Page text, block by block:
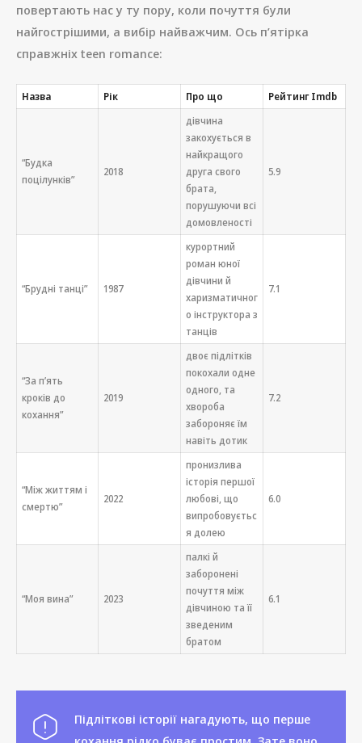
повертають нас у ту пору, коли почуття були
найгострішими, а вибір найважчим. Ось п’ятірка
справжніх teen romance:
Назва Рік Про що Рейтинг Imdb
“Будка
поцілунків”
2018
дівчина
закохується в
найкращого
друга свого
брата,
порушуючи всі
домовленості
5.9
“Брудні танці” 1987
курортний
роман юної
дівчини й
харизматичног
о інструктора з
танців
7.1
“За п’ять
кроків до
кохання”
2019
двоє підлітків
покохали одне
одного, та
хвороба
забороняє їм
навіть дотик
7.2
“Між життям і
смертю”
2022
пронизлива
історія першої
любові, що
випробовуєтьс
я долею
6.0
“Моя вина” 2023
палкі й
заборонені
почуття між
дівчиною та її
зведеним
братом
6.1
Підліткові історії нагадують, що перше